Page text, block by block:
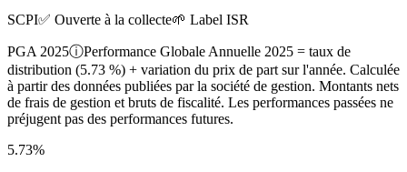
SCPI✅ Ouverte à la collecte🌱 Label ISR
PGA 2025ⓘPerformance Globale Annuelle 2025 = taux de
distribution (5.73 %) + variation du prix de part sur l'année. Calculée
à partir des données publiées par la société de gestion. Montants nets
de frais de gestion et bruts de fiscalité. Les performances passées ne
préjugent pas des performances futures.
5.73%